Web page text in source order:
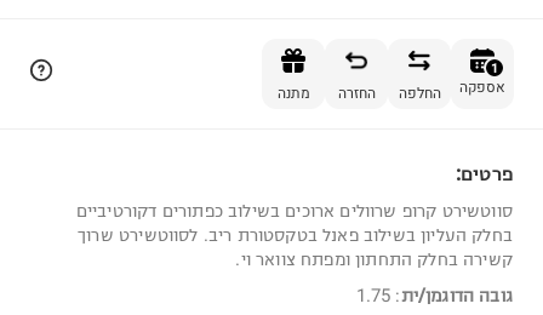
1
אספקה החלפה החזרה מתנה
פרטים:
סווטשירט קרופ שרוולים ארוכים בשילוב כפתורים דקורטיביים
בחלק העליון בשילוב פאנל בטקסטורת ריב. לסווטשירט שרוך
קשירה בחלק התחתון ומפתח צוואר וי.
גובה הדוגמן/ית:
1.75